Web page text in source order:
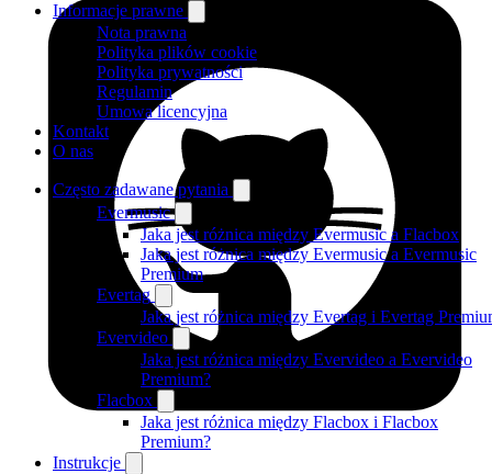
Informacje prawne
Nota prawna
Polityka plików cookie
Polityka prywatności
Regulamin
Umowa licencyjna
Kontakt
O nas
Często zadawane pytania
Evermusic
Jaka jest różnica między Evermusic a Flacbox
Jaka jest różnica między Evermusic a Evermusic
Premium
Evertag
Jaka jest różnica między Evertag i Evertag
Evervideo
Jaka jest różnica między Evervideo a Evervideo
Premium?
Flacbox
Jaka jest różnica między Flacbox i Flacbox
Premium?
Instrukcje